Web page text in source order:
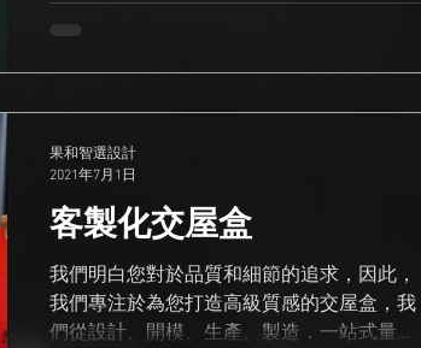
對了！ 歡迎您來電預約到本公司參觀 電
話：04-2206-8350 Email：
客製化交屋盒
我們明白您對於品質和細節的追求，因此，
我們專注於為您打造高級質感的交屋盒，我
們從設計、開模、生產、製造，一站式量身
果和智選設計
2021年7月1日